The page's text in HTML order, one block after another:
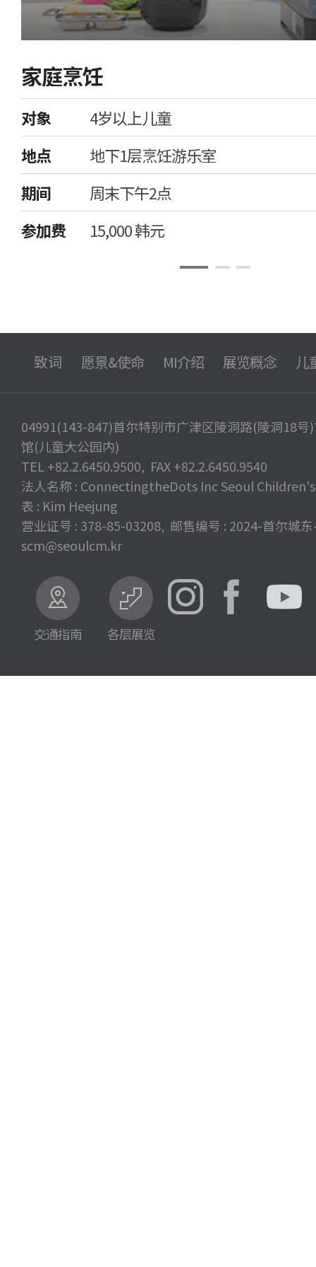
家庭烹饪
对象
4岁以上儿童
地点
地下1层烹饪游乐室
期间
周末下午2点
参加费
15,000 韩元
致词 愿景&使命 MI介绍 展览概念 儿
04991(143-847)首尔特别市广津区陵洞路(陵洞18号
馆(儿童大公园内)
TEL +82.2.6450.9500, FAX +82.2.6450.9540
法人名称 : ConnectingtheDots Inc Seoul
表 : Kim Heejung
营业证号 : 378-85-03208, 邮售编号 : 2024-首尔城
scm@seoulcm.kr
交通指南 各层展览